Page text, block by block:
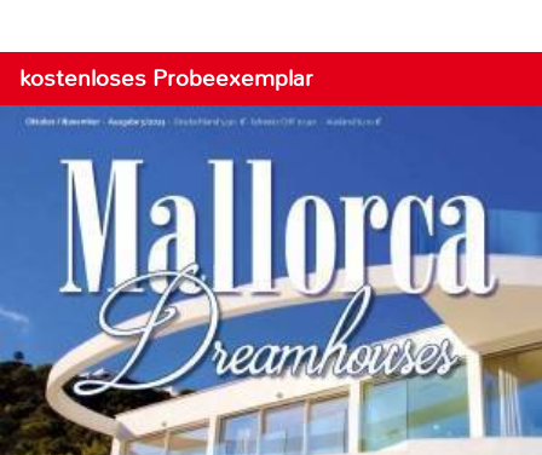
kostenloses Probeexemplar